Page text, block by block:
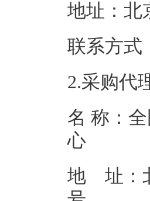
地址
联系
2.采购代
名 称：
地 址：